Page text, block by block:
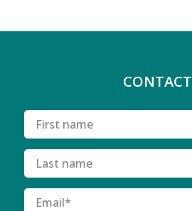
CONTACT